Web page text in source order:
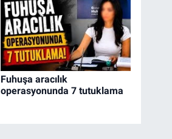
Fuhuşa aracılık
operasyonunda 7 tutuklama